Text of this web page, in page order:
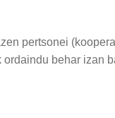
pertsonei
behar izan